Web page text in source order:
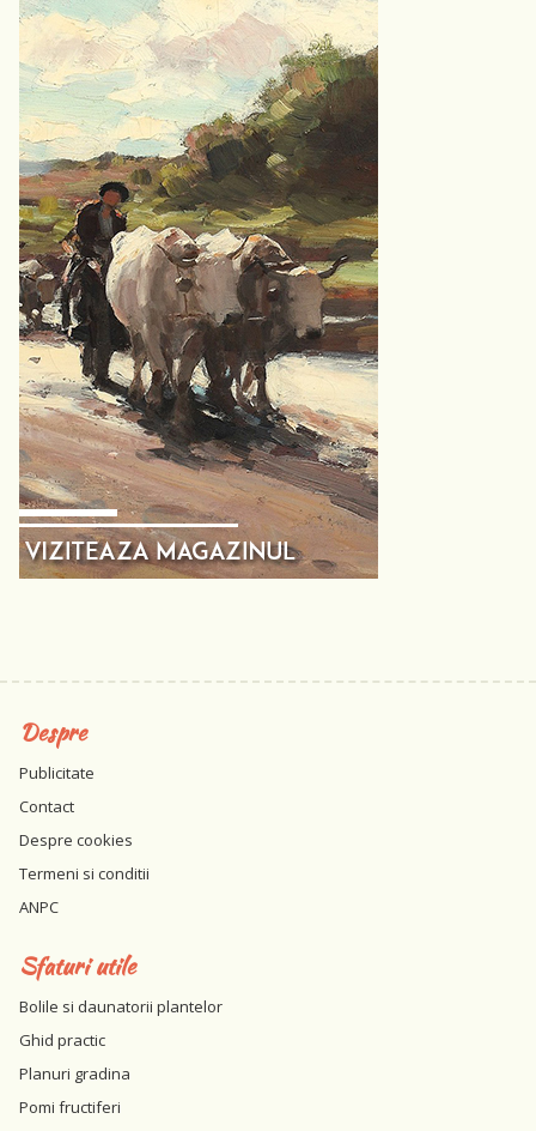
Despre
Publicitate
Contact
Despre cookies
Termeni si conditii
ANPC
Sfaturi utile
Bolile si daunatorii plantelor
Ghid practic
Planuri gradina
Pomi fructiferi